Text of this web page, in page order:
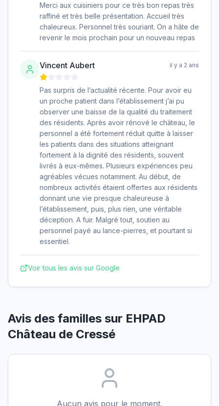
Merci aux cuisiniers pour ce très bon repas très
raffiné et très belle présentation. Accueil très
chaleureux. Personnel très souriant. On a hâte de
revenir le mois prochain pour un nouveau repas
Vincent Aubert il y a 2 ans
Pas surpris de l’actualité récente. Pour avoir eu
un proche patient dans l’établissement j’ai pu
observer une baisse de la qualité du traitement
des résidents. Après avoir rénové le château, le
personnel a été fortement réduit quitte à laisser
les patients dans des situations atteignant
fortement à la dignité des résidents, souvent
livrés à eux-mêmes. Plusieurs expériences peu
agréables vécues notamment. Au début, de
nombreux activités étaient offertes aux résidents
donnant une vie presque chaleureuse à
l’établissement, puis, plus rien, une véritable
déception. A fuir. Malgré tout, soutien au
personnel payé au lance-pierres, et pourtant si
essentiel.
Voir tous les avis sur Google
Avis des familles sur EHPAD
Château de Cressé
Aucun avis pour le moment.